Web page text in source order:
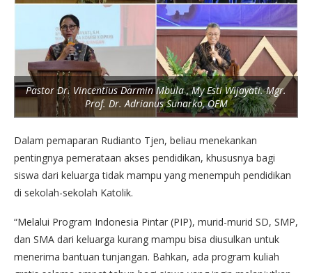
Pastor Dr. Vincentius Darmin Mbula , My Esti Wijayati. Mgr.
Prof. Dr. Adrianus Sunarko, OFM
Dalam pemaparan Rudianto Tjen, beliau menekankan
pentingnya pemerataan akses pendidikan, khususnya bagi
siswa dari keluarga tidak mampu yang menempuh pendidikan
di sekolah-sekolah Katolik.
“Melalui Program Indonesia Pintar (PIP), murid-murid SD, SMP,
dan SMA dari keluarga kurang mampu bisa diusulkan untuk
menerima bantuan tunjangan. Bahkan, ada program kuliah